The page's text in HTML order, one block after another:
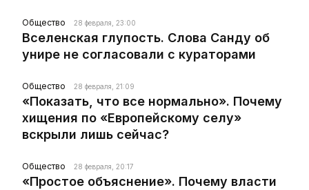
Общество 28 февраля, 23:00
Вселенская глупость. Слова Санду об
унире не согласовали с кураторами
Общество 28 февраля, 21:09
«Показать, что все нормально». Почему
хищения по «Европейскому селу»
вскрыли лишь сейчас?
Общество 28 февраля, 20:17
«Простое объяснение». Почему власти